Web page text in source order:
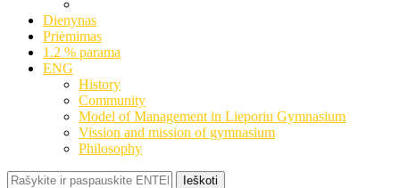
Dienynas
Priėmimas
1.2 % parama
ENG
History
Community
Model of Management in Lieporiu Gymnasium
Vission and mission of gymnasium
Philosophy
Ieškoti